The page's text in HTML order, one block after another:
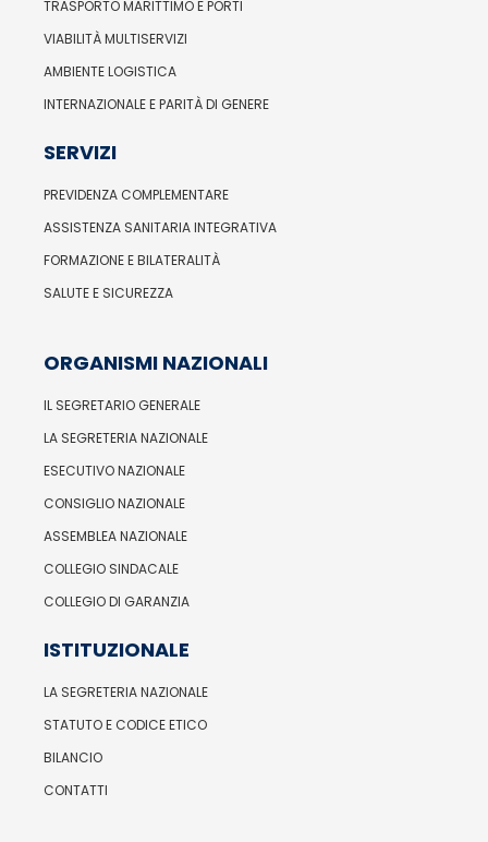
TRASPORTO MARITTIMO E PORTI
VIABILITÀ MULTISERVIZI
AMBIENTE LOGISTICA
INTERNAZIONALE E PARITÀ DI GENERE
SERVIZI
PREVIDENZA COMPLEMENTARE
ASSISTENZA SANITARIA INTEGRATIVA
FORMAZIONE E BILATERALITÀ
SALUTE E SICUREZZA
ORGANISMI NAZIONALI
IL SEGRETARIO GENERALE
LA SEGRETERIA NAZIONALE
ESECUTIVO NAZIONALE
CONSIGLIO NAZIONALE
ASSEMBLEA NAZIONALE
COLLEGIO SINDACALE
COLLEGIO DI GARANZIA
ISTITUZIONALE
LA SEGRETERIA NAZIONALE
STATUTO E CODICE ETICO
BILANCIO
CONTATTI